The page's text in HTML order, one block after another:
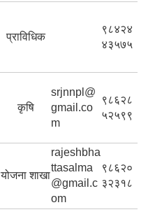
प्राविधिक
९८४२४
४३५७५
कृषि
srjnnpl@
gmail.co
m
९८६२८
५२५९९
योजना शाखा
rajeshbha
ttasalma
@gmail.c
om
९८६२०
३२३१८